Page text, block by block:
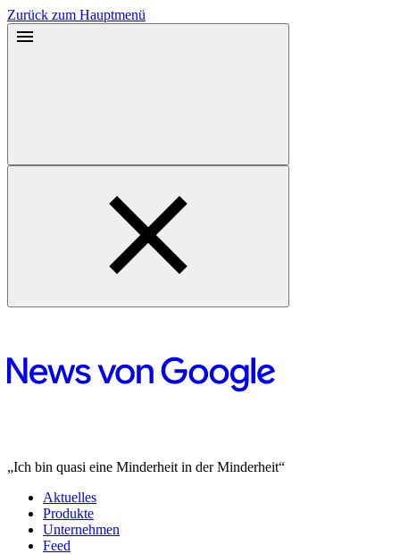
Zurück zum Hauptmenü
„Ich bin quasi eine Minderheit in der Minderheit“
Aktuelles
Produkte
Unternehmen
Feed